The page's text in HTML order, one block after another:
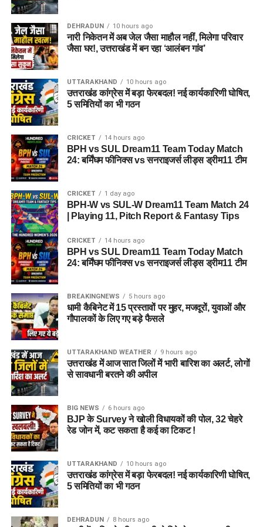
DEHRADUN 10 hours ago
नारी निकेतन में अब जेल जैसा माहौल नहीं, मिलेगा परिवार
जैसा घर!, उत्तराखंड में बन रहा ‘आलंबन गांव’
UTTARAKHAND 10 hours ago
उत्तराखंड कांग्रेस में बड़ा फेरबदल! नई कार्यकारिणी घोषित,
5 समितियों का भी गठन
CRICKET 14 hours ago
BPH vs SUL Dream11 Team Today Match
24: बर्मिंघम फीनिक्स vs सनराइजर्स लीड्स ड्रीम11 टीम
CRICKET 1 day ago
BPH-W vs SUL-W Dream11 Team Match 24
| Playing 11, Pitch Report & Fantasy Tips
CRICKET 14 hours ago
BPH vs SUL Dream11 Team Today Match
24: बर्मिंघम फीनिक्स vs सनराइजर्स लीड्स ड्रीम11 टीम
BREAKINGNEWS 5 hours ago
धामी कैबिनेट में 15 प्रस्तावों पर मुहर, मजदूरों, युवाओं और
गौपालकों के लिए गए बड़े फैसले
UTTARAKHAND WEATHER 9 hours ago
उत्तराखंड में आज सात जिलों में भारी बारिश का अलर्ट, लोगों
से सावधानी बरतने की अपील
BIG NEWS 6 hours ago
BJP के Survey ने खोली विधायकों की पोल, 32 चेहरे
रेड जोन में, कट सकता है कई का टिकट !
UTTARAKHAND 10 hours ago
उत्तराखंड कांग्रेस में बड़ा फेरबदल! नई कार्यकारिणी घोषित,
5 समितियों का भी गठन
DEHRADUN 8 hours ago